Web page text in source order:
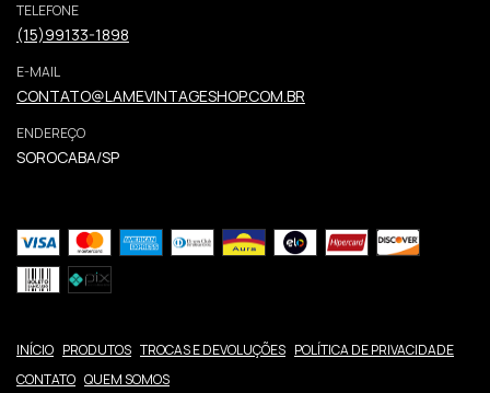
TELEFONE
(15)99133-1898
E-MAIL
CONTATO@LAMEVINTAGESHOP.COM.BR
ENDEREÇO
SOROCABA/SP
INÍCIO PRODUTOS TROCAS E DEVOLUÇÕES POLÍTICA DE PRIVACIDADE
CONTATO QUEM SOMOS